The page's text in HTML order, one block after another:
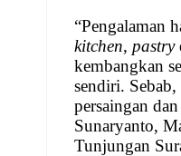
“Pengalaman
kitchen, pastry
kembangkan
sendiri.
persaingan
Sunaryanto,
Tunjungan